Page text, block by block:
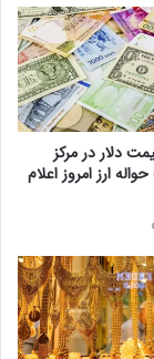
دلار در مرکز
ارز امروز اعلام